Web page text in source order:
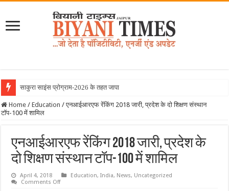
साकुरा साइंस प्रोग्राम-2026 के तहत जापान रवाना हुई ब
Home / Education / एनआईआरएफ रेंकिंग 2018 जारी, प्रदेश के दो शिक्षण संस्थान
टॉप-100 में शामिल
एनआईआरएफ रेंकिंग 2018 जारी, प्रदेश के
दो शिक्षण संस्थान टॉप-100 में शामिल
April 4, 2018 Education,India, News, Uncategorized
Comments Offon